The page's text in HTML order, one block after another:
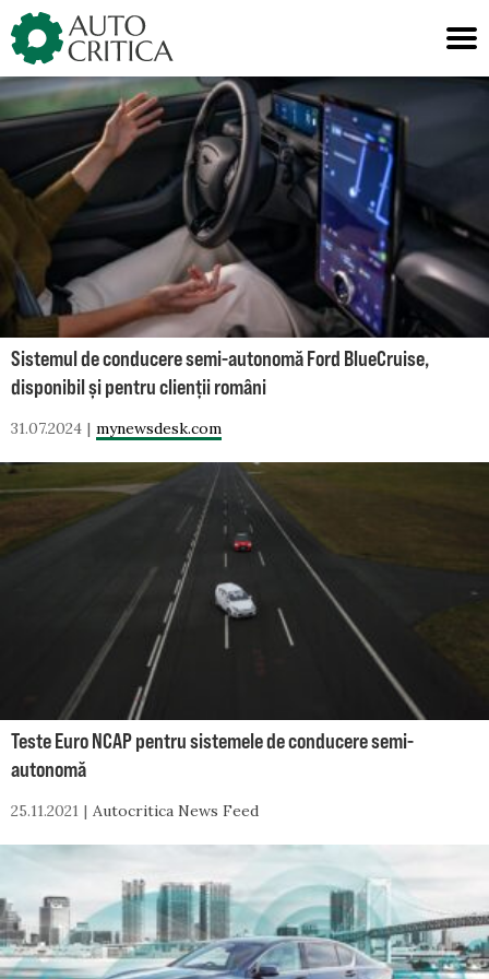
Skip
to
content
Sistemul de conducere semi-autonomă Ford BlueCruise,
disponibil și pentru clienții români
31.07.2024 mynewsdesk.com
Teste Euro NCAP pentru sistemele de conducere semi-
autonomă
25.11.2021 Autocritica News Feed